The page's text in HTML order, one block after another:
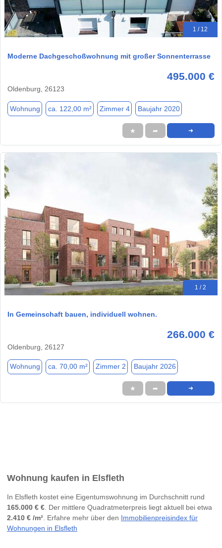
1 / 12
Moderne Dachgeschoßwohnung mit großer Sonnenterrasse
495.000 €
Oldenburg, 26123
Wohnung ca. 122,00 m² Zimmer 4 Baujahr 2020
★ ➦ ➜
1 / 2
In Gemeinschaft bauen, individuell wohnen.
266.000 €
Oldenburg, 26127
Wohnung ca. 70,00 m² Zimmer 2 Baujahr 2026
★ ➦ ➜
Wohnung kaufen in Elsfleth
In Elsfleth kostet eine Eigentumswohnung im Durchschnitt rund
165.000 € € . Der mittlere Quadratmeterpreis liegt aktuell bei etwa
2.410 € /m² . Erfahre mehr über den Immobilienpreisindex für
Wohnungen in Elsfleth